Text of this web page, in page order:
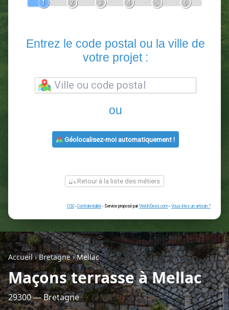
En 5 minutes, demandez3 devis comparatifs
votre projet :
ou
Géolocalisez-moi automatiquement !
Retour à la liste des métiers
CGU - Confidentialité - Service proposé parViteUnDevis.com-Vous
Accueil›Bretagne›Mellac
Maçons terrasse à Mellac
29300 — Bretagne